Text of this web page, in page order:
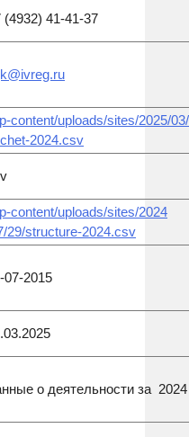
(4932) 41-41-37
content/uploads/sites/2025/
2024.csv
content/uploads/sites/2024
29/structure-2024.csv
07-2015
о деятельности за 2024